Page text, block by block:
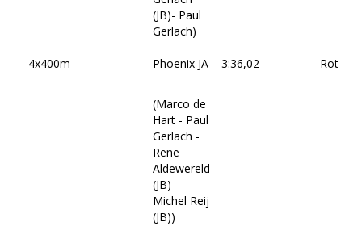
(JB)- Paul
Gerlach)
4x400m Phoenix JA 3:36,02
(Marco de
Hart - Paul
Gerlach -
Rene
Aldewereld
(JB) -
Michel Reij
(JB))